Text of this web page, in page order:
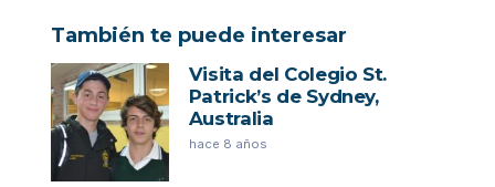
También te puede interesar
Visita del Colegio St.
Patrick’s de Sydney,
Australia
hace 8 años